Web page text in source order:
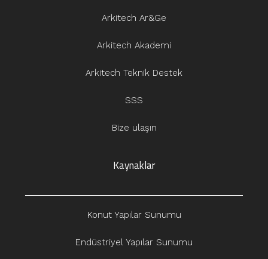
Arkitech Ar&Ge
Arkitech Akademi
Arkitech Teknik Destek
SSS
Bize ulaşın
Kaynaklar
Konut Yapılar Sunumu
Endüstriyel Yapılar Sunumu